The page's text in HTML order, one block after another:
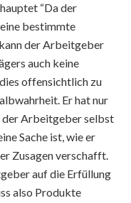
“Da der
bestimmte
der Arbeitgeber
auch keine
offensichtlich zu
Er hat nur
der Arbeitgeber selbst
Sache ist, wie er
Zusagen verschafft.
auf die Erfüllung
also Produkte